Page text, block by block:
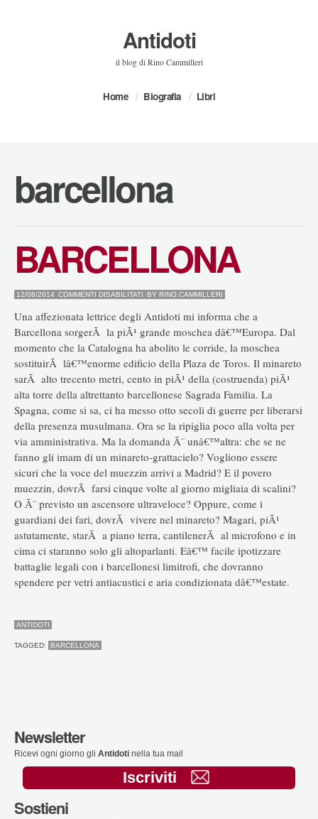
Antidoti
il blog di Rino Cammilleri
Home Biografia Libri
barcellona
BARCELLONA
12/08/2014 COMMENTI DISABILITATI SU
BY RINO.CAMMILLERI
Una affezionata lettrice degli Antidoti mi informa che a
Barcellona sorgerÃ la piÃ¹ grande moschea dâ€™Europa. Dal
momento che la Catalogna ha abolito le corride, la moschea
sostituirÃ lâ€™enorme edificio della Plaza de Toros. Il minareto
sarÃ alto trecento metri, cento in piÃ¹ della (costruenda) piÃ¹
alta torre della altrettanto barcellonese Sagrada Familia. La
Spagna, come si sa, ci ha messo otto secoli di guerre per liberarsi
della presenza musulmana. Ora se la ripiglia poco alla volta per
via amministrativa. Ma la domanda Ã¨ unâ€™altra: che se ne
fanno gli imam di un minareto-grattacielo? Vogliono essere
sicuri che la voce del muezzin arrivi a Madrid? E il povero
muezzin, dovrÃ farsi cinque volte al giorno migliaia di scalini?
O Ã¨ previsto un ascensore ultraveloce? Oppure, come i
guardiani dei fari, dovrÃ vivere nel minareto? Magari, piÃ¹
astutamente, starÃ a piano terra, cantilenerÃ al microfono e in
cima ci staranno solo gli altoparlanti. Eâ€™ facile ipotizzare
battaglie legali con i barcellonesi limitrofi, che dovranno
spendere per vetri antiacustici e aria condizionata dâ€™estate.
ANTIDOTI
TAGGED: BARCELLONA
Newsletter
Ricevi ogni giorno gli Antidoti nella tua mail
Iscriviti
Sostieni